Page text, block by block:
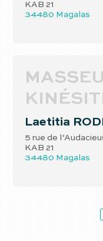
KAB 21
34480 Magalas
Laetitia
5 rue de
KAB 21
34480 Magalas